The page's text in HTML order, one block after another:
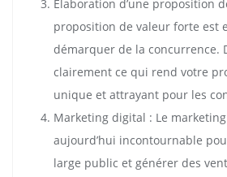
Élaboration d’une proposition
proposition de valeur forte est
démarquer de la concurrence.
clairement ce qui rend votre
unique et attrayant pour les
Marketing digital : Le
aujourd’hui incontournable
large public et générer des